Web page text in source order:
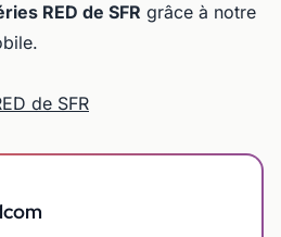
RED de SFR grâce à notre
de SFR